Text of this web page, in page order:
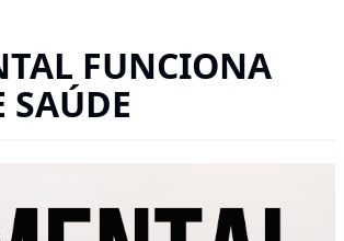
FUNCIONA
SAÚDE